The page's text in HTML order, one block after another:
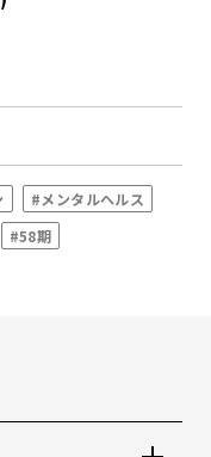
#メンタルヘルス
#58期